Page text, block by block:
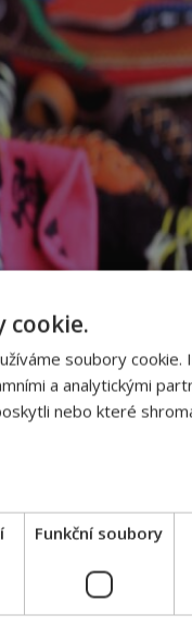
cookie.
soubory cookie.
a analytickými
nebo které
Funkční soubory